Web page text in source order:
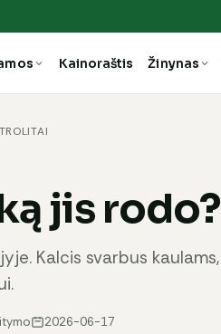
Kainoraštis Žinynas
jis rodo?
Kalcis svarbus kaulams,
2026-06-17